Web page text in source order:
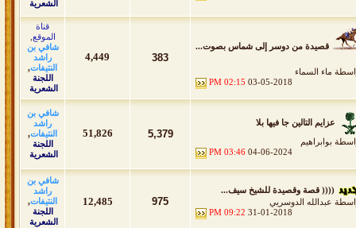
الشعرية
قصيدة من دوسر إلى شماس بصوت...
ماء السماء
03-05-2018
02:15 PM
383
4,449
قناة
الموقع
شافي بن
راشد
النتيفات,
اللجنة
الشعرية
عزايم التالين جا فيها بلا
بوابراهيم
04-06-2024
03:46 PM
5,379
51,826
شافي بن
راشد
النتيفات,
اللجنة
الشعرية
(((( قصة وقصيدة للشيخ سيف...
عبدالله الدوسريي
31-01-2018
09:22 PM
975
12,485
شافي بن
راشد
النتيفات,
اللجنة
الشعرية